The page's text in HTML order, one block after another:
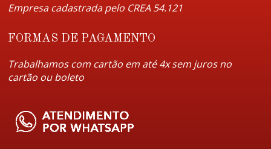
Empresa cadastrada pelo CREA 54.121
FORMAS DE PAGAMENTO
Trabalhamos com cartão em até 4x sem juros no
cartão ou boleto